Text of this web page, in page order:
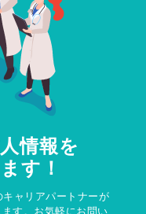
情報を
す！
ャリアパートナーが
す。お気軽にお問い